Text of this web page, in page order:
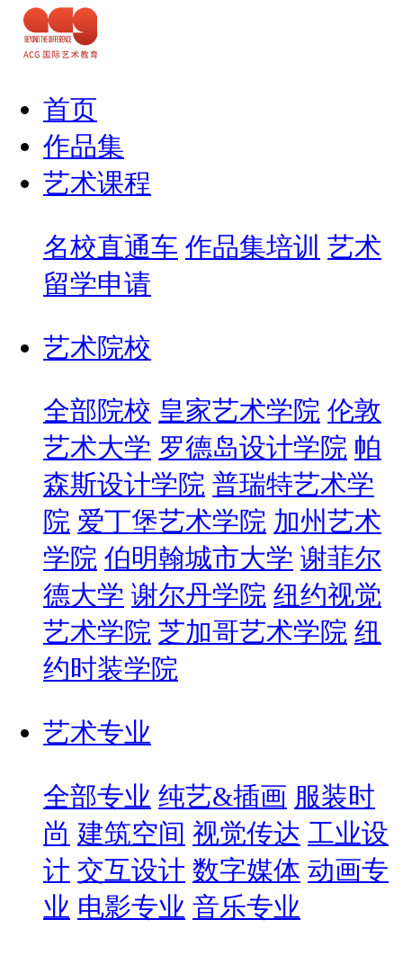
首页
作品集
艺术课程
名校直通车 作品集培训 艺术
留学申请
艺术院校
全部院校 皇家艺术学院 伦敦
艺术大学 罗德岛设计学院 帕
森斯设计学院 普瑞特艺术学
院 爱丁堡艺术学院 加州艺术
学院 伯明翰城市大学 谢菲尔
德大学 谢尔丹学院 纽约视觉
艺术学院 芝加哥艺术学院 纽
约时装学院
艺术专业
全部专业 纯艺&插画 服装时
尚 建筑空间 视觉传达 工业设
计 交互设计 数字媒体 动画专
业 电影专业 音乐专业